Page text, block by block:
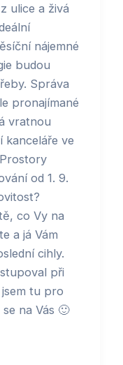
ulice a živá
nájemné
budou
Správa
pronajímané
vratnou
kanceláře ve
od 1. 9.
co Vy na
a já Vám
cihly.
při
tu pro
na Vás 🙂